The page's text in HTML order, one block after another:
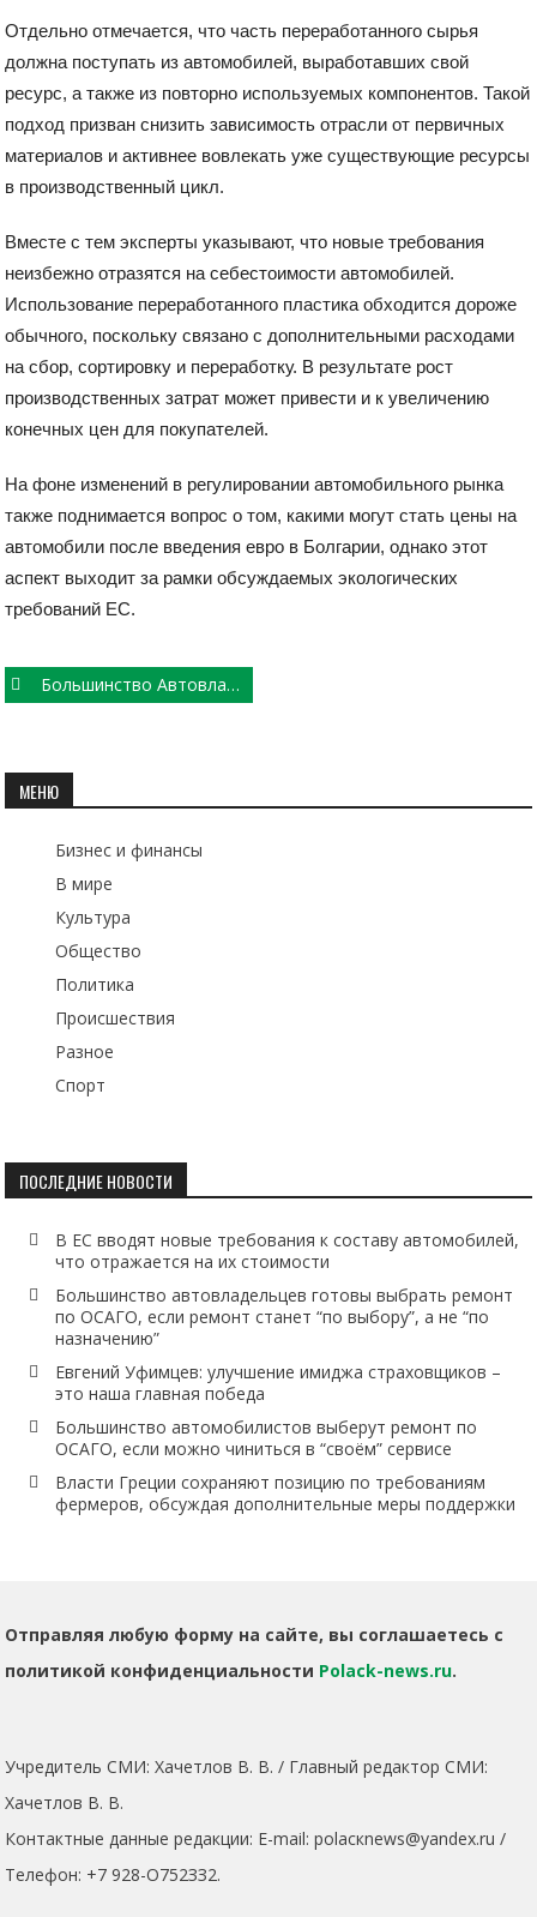
Отдельно отмечается, что часть переработанного сырья
должна поступать из автомобилей, выработавших свой
ресурс, а также из повторно используемых компонентов. Такой
подход призван снизить зависимость отрасли от первичных
материалов и активнее вовлекать уже существующие ресурсы
в производственный цикл.
Вместе с тем эксперты указывают, что новые требования
неизбежно отразятся на себестоимости автомобилей.
Использование переработанного пластика обходится дороже
обычного, поскольку связано с дополнительными расходами
на сбор, сортировку и переработку. В результате рост
производственных затрат может привести и к увеличению
конечных цен для покупателей.
На фоне изменений в регулировании автомобильного рынка
также поднимается вопрос о том, какими могут стать цены на
автомобили после введения евро в Болгарии, однако этот
аспект выходит за рамки обсуждаемых экологических
требований ЕС.
PostБольшинство Автовладельцев Готовы Выбрать Ремонт По ОСАГО, Если Ремонт Станет “по Выбору”, А Не “по Назначению”
МЕНЮ
Бизнес и финансы
В мире
Культура
Общество
Политика
Происшествия
Разное
Спорт
ПОСЛЕДНИЕ НОВОСТИ
В ЕС вводят новые требования к составу автомобилей,
что отражается на их стоимости
Большинство автовладельцев готовы выбрать ремонт
по ОСАГО, если ремонт станет “по выбору”, а не “по
назначению”
Евгений Уфимцев: улучшение имиджа страховщиков –
это наша главная победа
Большинство автомобилистов выберут ремонт по
ОСАГО, если можно чиниться в “своём” сервисе
Власти Греции сохраняют позицию по требованиям
фермеров, обсуждая дополнительные меры поддержки
Отправляя любую форму на сайте, вы соглашаетесь с
политикой конфиденциальности Polack-news.ru.
Учредитель СМИ: Хaчeтлoв B. B. / Главный редактор СМИ:
Хaчeтлoв B. B.
Контактные данные редакции: E-mail: polacкnews@yandex.ru /
Телефон: +7 928-O752ЗЗ2.